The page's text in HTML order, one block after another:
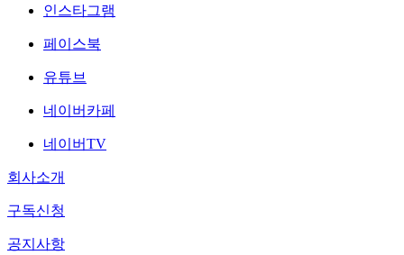
인스타그램
페이스북
유튜브
네이버카페
네이버TV
회사소개
구독신청
공지사항